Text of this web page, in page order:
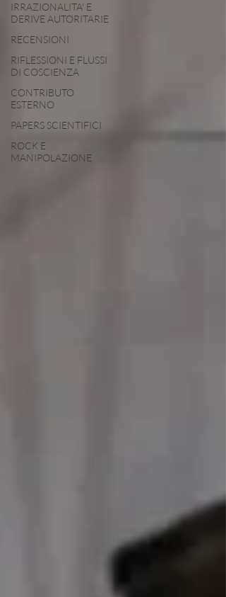
IRRAZIONALITA' E
DERIVE AUTORITARIE
RECENSIONI
RIFLESSIONI E FLUSSI
DI COSCIENZA
CONTRIBUTO
ESTERNO
PAPERS SCIENTIFICI
ROCK E
MANIPOLAZIONE